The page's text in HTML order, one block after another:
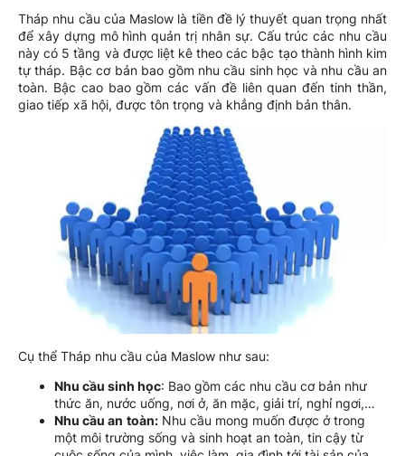
Tháp nhu cầu của Maslow là tiền đề lý thuyết quan trọng nhất
để xây dựng mô hình quản trị nhân sự. Cấu trúc các nhu cầu
này có 5 tầng và được liệt kê theo các bậc tạo thành hình kim
tự tháp. Bậc cơ bản bao gồm nhu cầu sinh học và nhu cầu an
toàn. Bậc cao bao gồm các vấn đề liên quan đến tinh thần,
giao tiếp xã hội, được tôn trọng và khẳng định bản thân.
Cụ thể Tháp nhu cầu của Maslow như sau:
Nhu cầu sinh học: Bao gồm các nhu cầu cơ bản như
thức ăn, nước uống, nơi ở, ăn mặc, giải trí, nghỉ ngơi,…
Nhu cầu an toàn: Nhu cầu mong muốn được ở trong
một môi trường sống và sinh hoạt an toàn, tin cậy từ